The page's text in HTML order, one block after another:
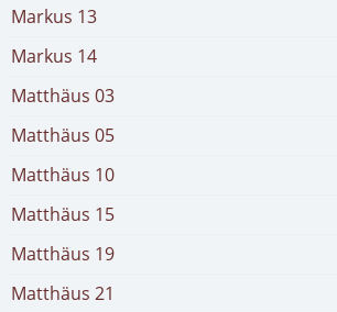
Markus 13
Markus 14
Matthäus 03
Matthäus 05
Matthäus 10
Matthäus 15
Matthäus 19
Matthäus 21